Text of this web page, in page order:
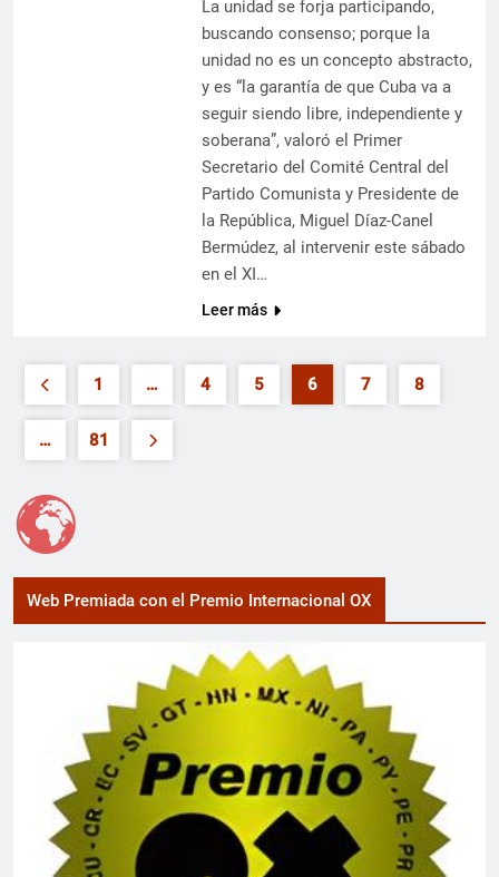
La unidad se forja participando,
buscando consenso; porque la
unidad no es un concepto abstracto,
y es “la garantía de que Cuba va a
seguir siendo libre, independiente y
soberana”, valoró el Primer
Secretario del Comité Central del
Partido Comunista y Presidente de
la República, Miguel Díaz-Canel
Bermúdez, al intervenir este sábado
en el XI…
Leer más
1 … 4 5 6 7 8
… 81
Web Premiada con el Premio Internacional OX